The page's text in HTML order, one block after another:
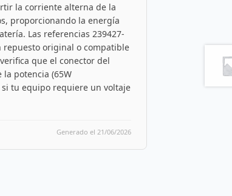
la corriente alterna de la
proporcionando la energía
Las referencias 239427-
repuesto original o compatible
que el conector del
potencia (65W
tu equipo requiere un voltaje
Generado el 21/06/2026